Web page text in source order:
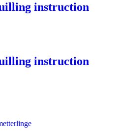
instruction
instruction